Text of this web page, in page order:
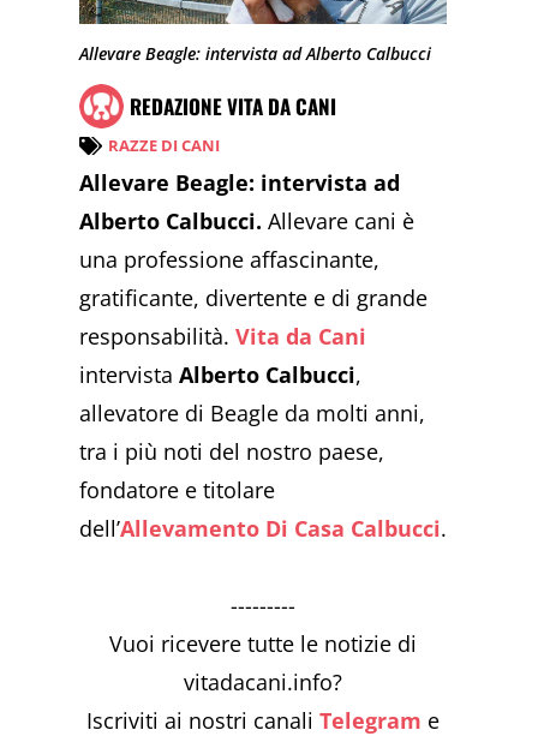
Allevare Beagle: intervista ad Alberto Calbucci
REDAZIONE VITA DA CANI
RAZZE DI CANI
Allevare Beagle: intervista ad
Alberto Calbucci. Allevare cani è
una professione affascinante,
gratificante, divertente e di grande
responsabilità.Vita da Cani
intervistaAlberto Calbucci,
allevatore di Beagle da molti anni,
tra i più noti del nostro paese,
fondatore e titolare
dell’Allevamento Di Casa Calbucci.
---------
Vuoi ricevere tutte le notizie di
vitadacani.info?
Iscriviti ai nostri canaliTelegram e